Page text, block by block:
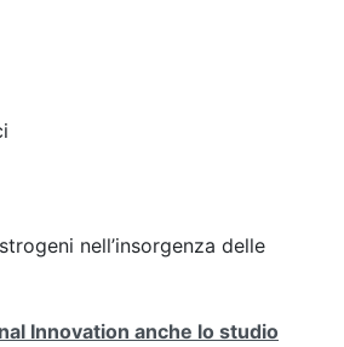
nell’insorgenza delle
Innovation anche lo studio